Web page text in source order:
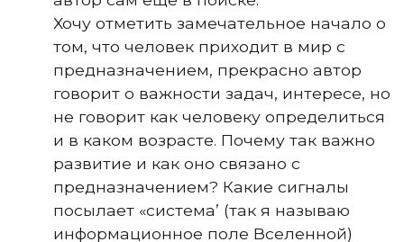
Хочу отметить замечательное начало о
том, что человек приходит в мир с
предназначением, прекрасно автор
говорит о важности задач, интересе, но
не говорит как человеку определиться
и в каком возрасте. Почему так важно
развитие и как оно связано с
предназначением? Какие сигналы
посылает «система’ (так я называю
информационное поле Вселенной)